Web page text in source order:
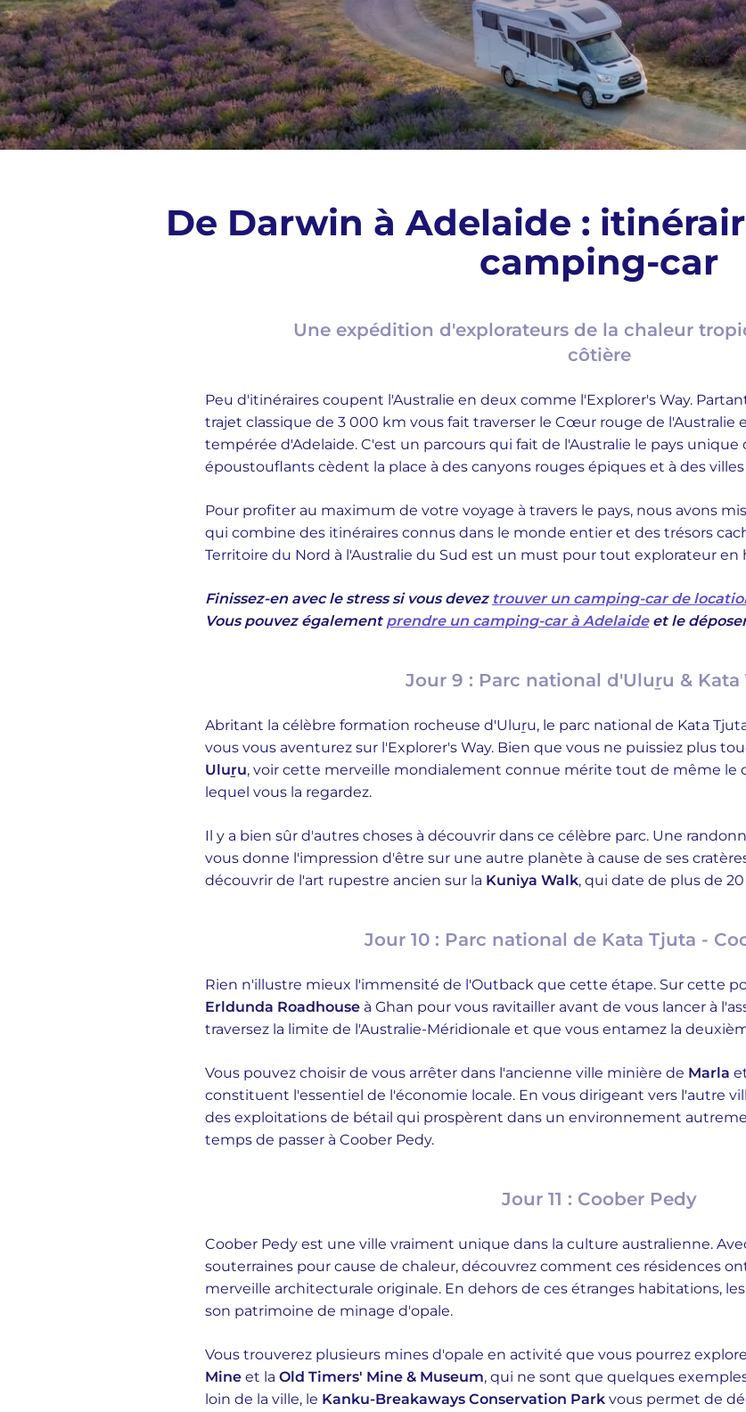
De Darwin à Adelaide :
camping-car
Une expédition d'explorateurs de la chaleur
côtière
Peu d'itinéraires coupent l'Australie en deux comme l'Explorer's Way.
trajet classique de 3 000 km vous fait traverser le Cœur rouge de l'Australie
tempérée d'Adelaide. C'est un parcours qui fait de l'Australie le pays unique
époustouflants cèdent la place à des canyons rouges épiques et à des
Pour profiter au maximum de votre voyage à travers le pays, nous avons
qui combine des itinéraires connus dans le monde entier et des trésors
Territoire du Nord à l'Australie du Sud est un must pour tout explorateur en
Finissez-en avec le stress si vous devez trouver un camping-car de
Vous pouvez également prendre un camping-car à Adelaideet le
Jour 9 : Parc national d'Uluṟu & Kata
Abritant la célèbre formation rocheuse d'Uluṟu, le parc national de Kata
vous vous aventurez sur l'Explorer's Way. Bien que vous ne puissiez plus
Uluṟu, voir cette merveille mondialement connue mérite tout de même le
lequel vous la regardez.
Il y a bien sûr d'autres choses à découvrir dans ce célèbre parc. Une
vous donne l'impression d'être sur une autre planète à cause de ses
découvrir de l'art rupestre ancien sur la Kuniya Walk, qui date de plus de
Jour 10 : Parc national de Kata Tjuta -
Rien n'illustre mieux l'immensité de l'Outback que cette étape. Sur cette
Erldunda Roadhouse à Ghan pour vous ravitailler avant de vous lancer à
traversez la limite de l'Australie-Méridionale et que vous entamez la
Vous pouvez choisir de vous arrêter dans l'ancienne ville minière de Marla
constituent l'essentiel de l'économie locale. En vous dirigeant vers l'autre
des exploitations de bétail qui prospèrent dans un environnement
temps de passer à Coober Pedy.
Jour 11 : Coober Pedy
Coober Pedy est une ville vraiment unique dans la culture australienne.
souterraines pour cause de chaleur, découvrez comment ces résidences
merveille architecturale originale. En dehors de ces étranges habitations,
son patrimoine de minage d'opale.
Vous trouverez plusieurs mines d'opale en activité que vous pourrez
Mine et la Old Timers' Mine & Museum, qui ne sont que quelques
loin de la ville, le Kanku-Breakaways Conservation Park vous permet de